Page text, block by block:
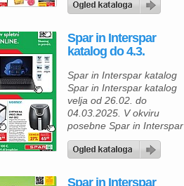
predlagamo izbor
Spar in Interspar kataloga,
ki bodo osvežili vaš
vsakdan. Suhe slive brez
koščic, v praktični
embalaži 250 g, so na
voljo z 22 % popustom,
kar […]
Spar in Interspar
katalog do 4.3.
Spar in Interspar katalog
Spar in Interspar katalog
velja od 26.02. do
04.03.2025. V okviru
posebne Spar in Interspar
ponudbe, ki velja od
srede, 26. februarja 2025,
kataloga, ki so zdaj na
Spar in Interspar